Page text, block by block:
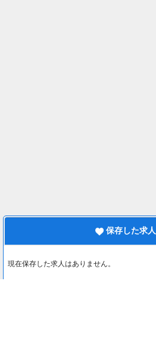
保存した求人
現在保存した求人はありません。